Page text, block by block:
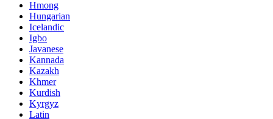
Hmong
Hungarian
Icelandic
Igbo
Javanese
Kannada
Kazakh
Khmer
Kurdish
Kyrgyz
Latin